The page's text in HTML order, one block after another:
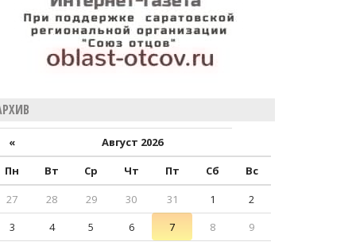
«
Август 2026
Пн
Вт Ср Чт Пт Сб
Вс
27
28 29 30 31 1
2
3
4 5 6 7 8
9